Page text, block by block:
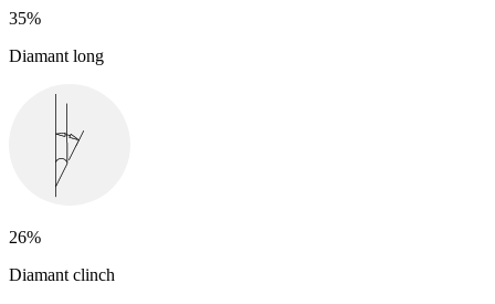
35%
Diamant long
26%
Diamant clinch